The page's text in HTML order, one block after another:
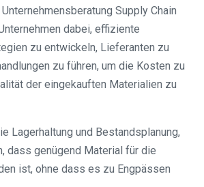
Supply Chain
dabei, effiziente
zu entwickeln, Lieferanten zu
zu führen, um die Kosten zu
der eingekauften Materialien zu
Lagerhaltung und Bestandsplanung,
dass genügend Material für die
ist, ohne dass es zu Engpässen